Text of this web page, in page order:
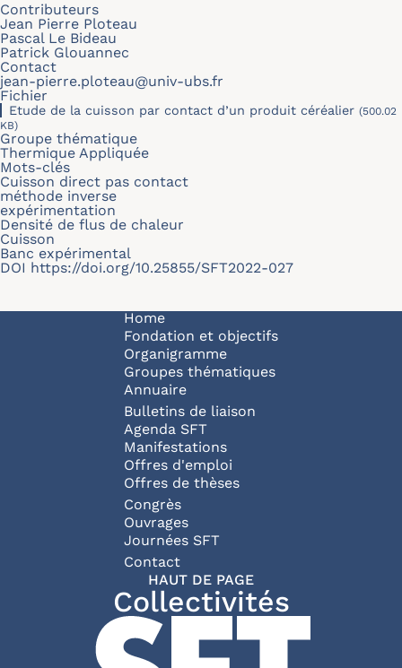
Contributeurs
Jean Pierre Ploteau
Pascal Le Bideau
Patrick Glouannec
Contact
jean-pierre.ploteau@univ-ubs.fr
Fichier
Etude de la cuisson par contact d’un produit céréalier (500.02
KB)
Groupe thématique
Thermique Appliquée
Mots-clés
Cuisson direct pas contact
méthode inverse
expérimentation
Densité de flus de chaleur
Cuisson
Banc expérimental
DOI https://doi.org/10.25855/SFT2022-027
Navigation principale
Home
Fondation et objectifs
Organigramme
Groupes thématiques
Annuaire
Bulletins de liaison
Agenda SFT
Manifestations
Offres d'emploi
Offres de thèses
Congrès
Ouvrages
Journées SFT
Pied de page
Contact
HAUT DE PAGE
Collectivités